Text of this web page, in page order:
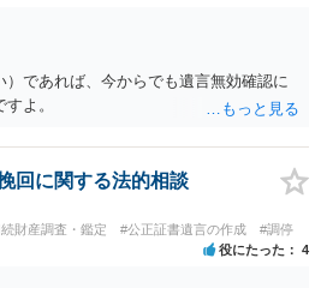
定財産承継遺言により財産を承継し又は
含む。以下この章において同じ。）又
に相当する金銭の支払を請求すること
であれば、今からでも遺言無効確認に
よ。
回に関する法的相談
財産調査・鑑定 #公正証書遺言の作成 #調停
役にたった 4